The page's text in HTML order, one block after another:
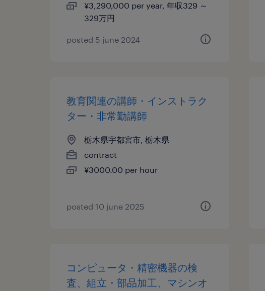
¥3,290,000 per year, 年収329 ～
329万円
posted 5 june 2024
教育関連の講師・インストラク
ター・非常勤講師
栃木県宇都宮市, 栃木県
contract
¥3000.00 per hour
posted 10 june 2025
コンピュータ・精密機器の検
査、組立・部品加工、マシンオ